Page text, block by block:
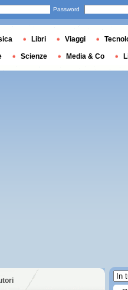
Password
Libri Viaggi
Scienze Media & Co